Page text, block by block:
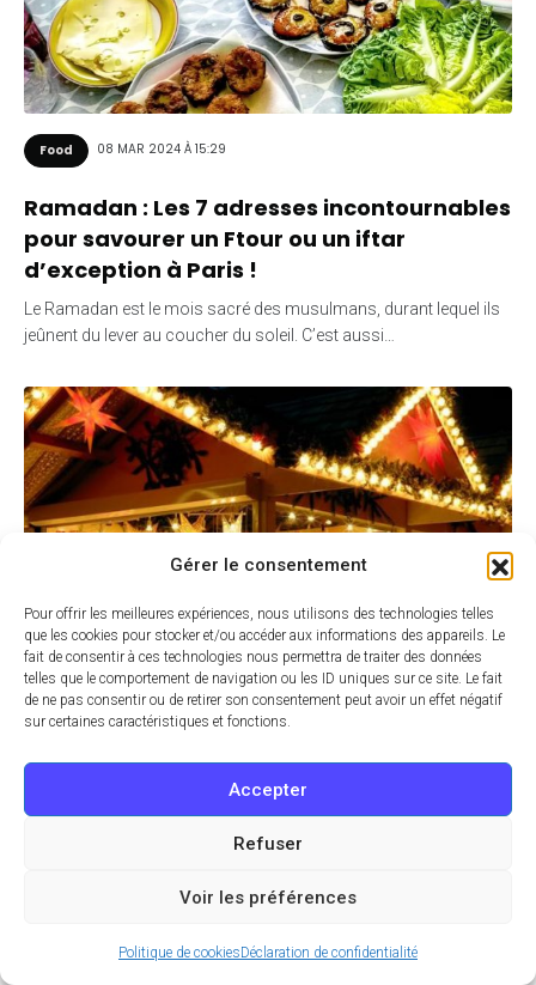
Gérer le consentement
Pour offrir les meilleures expériences, nous utilisons des technologies telles
que les cookies pour stocker et/ou accéder aux informations des appareils. Le
fait de consentir à ces technologies nous permettra de traiter des données
telles que le comportement de navigation ou les ID uniques sur ce site. Le fait
de ne pas consentir ou de retirer son consentement peut avoir un effet négatif
sur certaines caractéristiques et fonctions.
Accepter
Refuser
Voir les préférences
Politique de cookiesDéclaration de confidentialité
Food 08 MAR 2024 À 15:29
Ramadan : Les 7 adresses incontournables
pour savourer un Ftour ou un iftar
d’exception à Paris !
Le Ramadan est le mois sacré des musulmans, durant lequel ils
jeûnent du lever au coucher du soleil. C’est aussi…
Dix marchés de Noël où déambuler
véritable royaume féérique. Parmi la multitude de marchés…